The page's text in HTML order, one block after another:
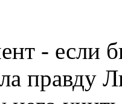
- если